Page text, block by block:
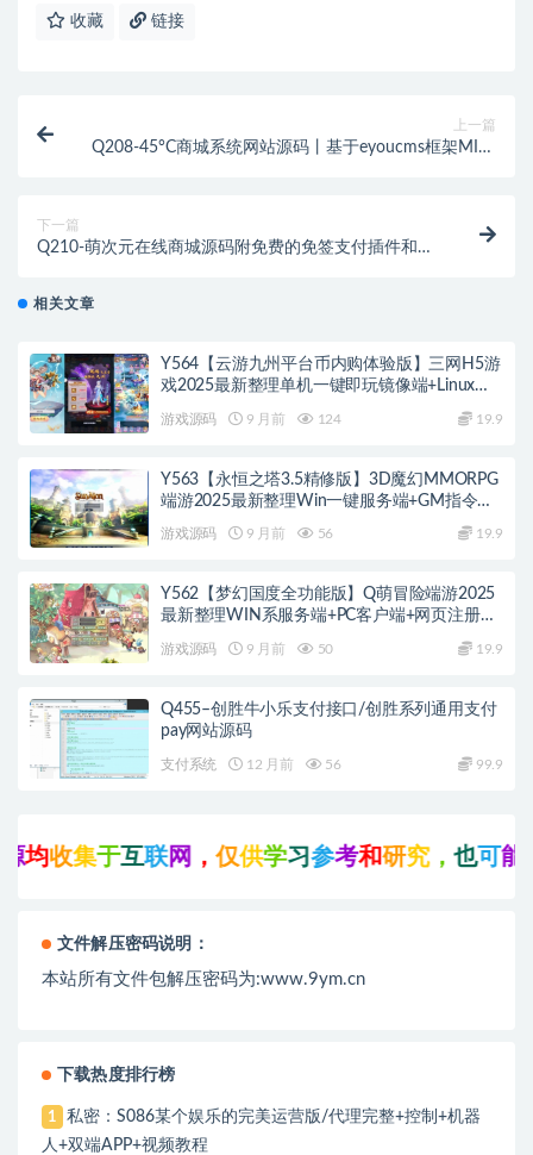
收藏 链接
上一篇
Q208-45°C商城系统网站源码丨基于eyoucms框架MINI
下一篇
Q210-萌次元在线商城源码附免费的免签支付插件和
相关文章
Y564【云游九州平台币内购体验版】三网H5游
戏2025最新整理单机一键即玩镜像端+Linux手
游戏源码 9 月前 124 19.9
Y563【永恒之塔3.5精修版】3D魔幻MMORPG
端游2025最新整理Win一键服务端+GM指令
游戏源码 9 月前 56 19.9
Y562【梦幻国度全功能版】Q萌冒险端游2025
最新整理WIN系服务端+PC客户端+网页注册
游戏源码 9 月前 50 19.9
Q455–创胜牛小乐支付接口/创胜系列通用支付
pay网站源码
支付系统 12 月前 56 99.9
均收集于互联网， 仅供学习参考和研究， 也可能存
文件解压密码说明：
本站所有文件包解压密码为:www.9ym.cn
下载热度排行榜
1
私密：S086某个娱乐的完美运营版/代理完整+控制+机器
人+双端APP+视频教程